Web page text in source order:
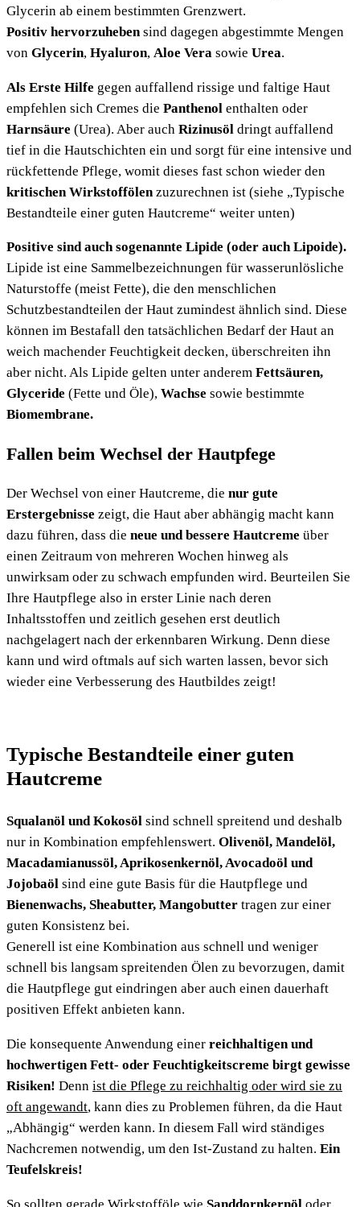
Glycerin ab einem bestimmten Grenzwert.
Positiv hervorzuheben sind dagegen abgestimmte Mengen
von Glycerin, Hyaluron, Aloe Vera sowie Urea.
Als Erste Hilfe gegen auffallend rissige und faltige Haut
empfehlen sich Cremes die Panthenol enthalten oder
Harnsäure (Urea). Aber auch Rizinusöl dringt auffallend
tief in die Hautschichten ein und sorgt für eine intensive und
rückfettende Pflege, womit dieses fast schon wieder den
kritischen Wirkstoffölen zuzurechnen ist (siehe „Typische
Bestandteile einer guten Hautcreme“ weiter unten)
Positive sind auch sogenannte Lipide (oder auch Lipoide).
Lipide ist eine Sammelbezeichnungen für wasserunlösliche
Naturstoffe (meist Fette), die den menschlichen
Schutzbestandteilen der Haut zumindest ähnlich sind. Diese
können im Bestafall den tatsächlichen Bedarf der Haut an
weich machender Feuchtigkeit decken, überschreiten ihn
aber nicht. Als Lipide gelten unter anderem Fettsäuren,
Glyceride (Fette und Öle), Wachse sowie bestimmte
Biomembrane.
Fallen beim Wechsel der Hautpfege
Der Wechsel von einer Hautcreme, die nur gute
Erstergebnisse zeigt, die Haut aber abhängig macht kann
dazu führen, dass die neue und bessere Hautcreme über
einen Zeitraum von mehreren Wochen hinweg als
unwirksam oder zu schwach empfunden wird. Beurteilen Sie
Ihre Hautpflege also in erster Linie nach deren
Inhaltsstoffen und zeitlich gesehen erst deutlich
nachgelagert nach der erkennbaren Wirkung. Denn diese
kann und wird oftmals auf sich warten lassen, bevor sich
wieder eine Verbesserung des Hautbildes zeigt!
Typische Bestandteile einer guten
Hautcreme
Squalanöl und Kokosöl sind schnell spreitend und deshalb
nur in Kombination empfehlenswert. Olivenöl, Mandelöl,
Macadamianussöl, Aprikosenkernöl, Avocadoöl und
Jojobaöl sind eine gute Basis für die Hautpflege und
Bienenwachs, Sheabutter, Mangobutter tragen zur einer
guten Konsistenz bei.
Generell ist eine Kombination aus schnell und weniger
schnell bis langsam spreitenden Ölen zu bevorzugen, damit
die Hautpflege gut eindringen aber auch einen dauerhaft
positiven Effekt anbieten kann.
Die konsequente Anwendung einer reichhaltigen und
hochwertigen Fett- oder Feuchtigkeitscreme birgt gewisse
Risiken! Denn ist die Pflege zu reichhaltig oder wird sie zu
oft angewandt, kann dies zu Problemen führen, da die Haut
„Abhängig“ werden kann. In diesem Fall wird ständiges
Nachcremen notwendig, um den Ist-Zustand zu halten. Ein
Teufelskreis!